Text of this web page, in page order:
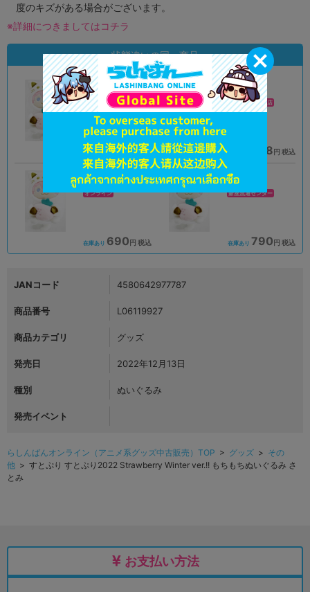
度のキズがある場合がございます。
※詳細につきましてはコチラ
状態違いの同一商品
状態 :
オンライン
在庫あり 790円 税込
状態 :A
モラージュ菖蒲店
在庫あり 1,198円 税込
状態 :B
オンライン
在庫あり 690円 税込
状態 :
新座流通センター
在庫あり 790円 税込
JANコード 4580642977787
商品番号 L06119927
商品カテゴリ グッズ
発売日 2022年12月13日
種別 ぬいぐるみ
発売イベント
らしんばんオンライン（アニメ系グッズ中古販売）TOP > グッズ > その
他 > すとぷり すとぷり2022 Strawberry Winter ver.!! もちもちぬいぐるみ さ
とみ
お支払い方法